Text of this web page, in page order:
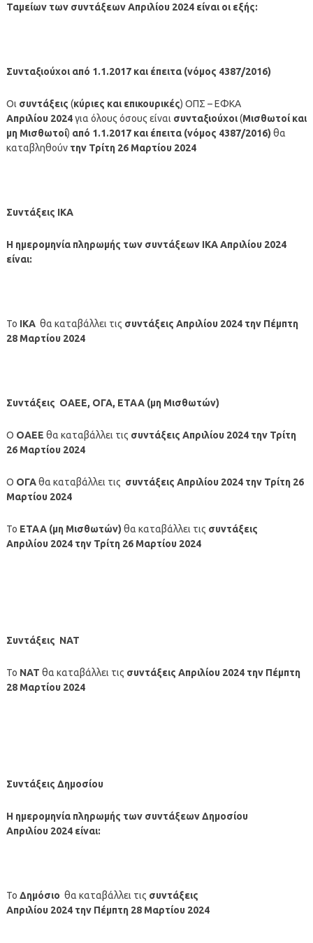
Ταμείων των συντάξεωνΑπριλίου2024 είναι οι εξής:
Συνταξιούχοι από 1.1.2017 και έπειτα (νόμος 4387/2016)
Οι συντάξεις (κύριες και επικουρικές) ΟΠΣ – ΕΦΚΑ
Απριλίου2024για όλους όσους είναι συνταξιούχοι(Μισθωτοί και
μη Μισθωτοί) από 1.1.2017 και έπειτα (νόμος 4387/2016) θα
καταβληθούν την Τρίτη 26 Μαρτίου 2024
Συντάξεις ΙΚΑ
Η ημερομηνία πληρωμής των συντάξεων ΙΚΑ Απριλίου 2024
είναι:
Το ΙΚΑθα καταβάλλει τις συντάξεις Απριλίου2024 την Πέμπτη
28 Μαρτίου2024
Συντάξεις ΟΑΕΕ, ΟΓΑ, ΕΤΑΑ (μη Μισθωτών)
Ο ΟΑΕΕ θα καταβάλλει τις συντάξεις Απριλίου2024την Τρίτη
26 Μαρτίου2024
Ο ΟΓΑθα καταβάλλει τις συντάξεις Απριλίου 2024την Τρίτη 26
Μαρτίου2024
Το ΕΤΑΑ (μη Μισθωτών) θα καταβάλλει τις συντάξεις
Απριλίου 2024την Τρίτη 26 Μαρτίου2024
Συντάξεις ΝΑΤ
Το ΝΑΤ θα καταβάλλει τις συντάξεις Απριλίου 2024 την Πέμπτη
28 Μαρτίου2024
Συντάξεις Δημοσίου
Η ημερομηνία πληρωμής των συντάξεωνΔημοσίου
Απριλίου 2024 είναι:
Το Δημόσιο θα καταβάλλει τις συντάξεις
Απριλίου2024 την Πέμπτη 28 Μαρτίου2024